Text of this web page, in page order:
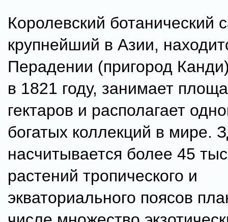
Королевский ботанический
крупнейший в Азии,
Перадении (пригород
в 1821 году, занимает
гектаров и располагает
богатых коллекций в мире.
насчитывается более 45
растений тропического и
экваториального поясов